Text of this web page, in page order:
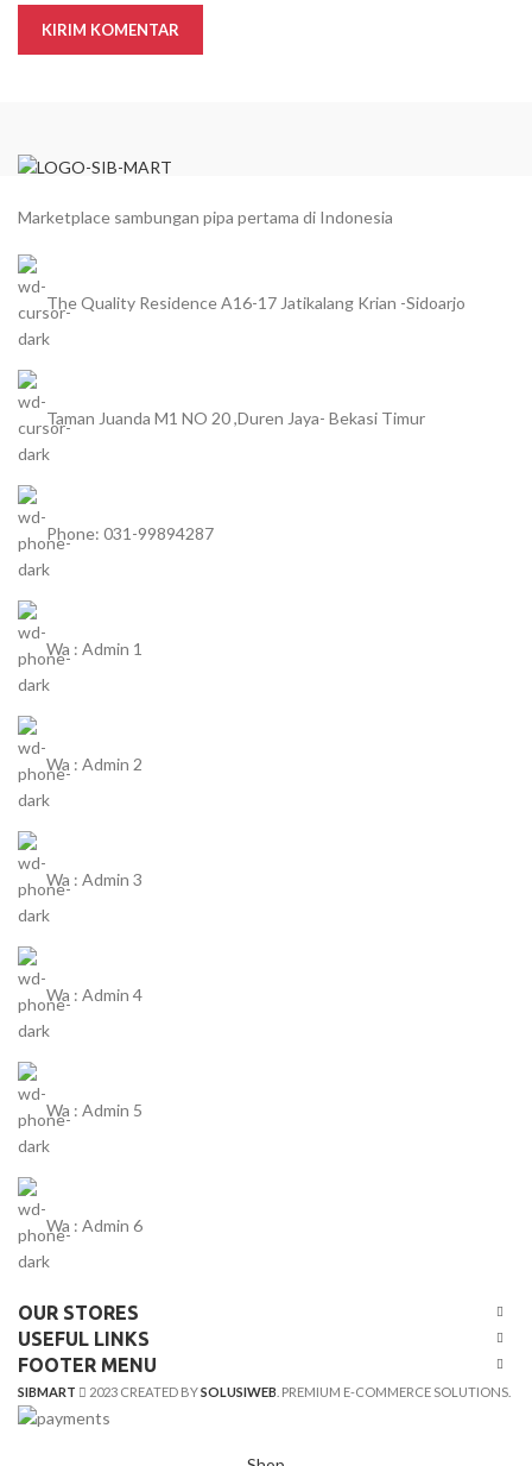
Marketplace sambungan pipa pertama di Indonesia
The Quality Residence A16-17 Jatikalang Krian -Sidoarjo
Taman Juanda M1 NO 20 ,Duren Jaya- Bekasi Timur
Phone: 031-99894287
Wa : Admin 1
Wa : Admin 2
Wa : Admin 3
Wa : Admin 4
Wa : Admin 5
Wa : Admin 6
OUR STORES
USEFUL LINKS
FOOTER MENU
SIBMART 2023 CREATED BYSOLUSIWEB . PREMIUM E-COMMERCE SOLUTIONS.